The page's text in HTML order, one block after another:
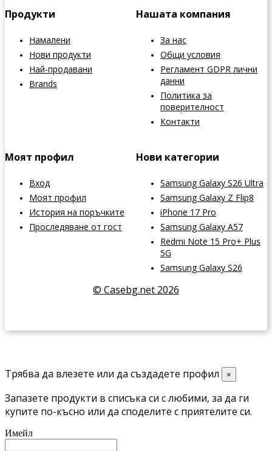
Продукти
Намалени
Нови продукти
Най-продавани
Brands
Нашата компания
За нас
Общи условия
Регламент GDPR лични
данни
Политика за
поверителност
Контакти
Моят профил
Вход
Моят профил
История на поръчките
Проследяване от гост
Нови категории
Samsung Galaxy S26 Ultra
Samsung Galaxy Z Flip8
iPhone 17 Pro
Samsung Galaxy A57
Redmi Note 15 Pro+ Plus
5G
Samsung Galaxy S26
© Casebg.net 2026
Трябва да влезете или да създадете профил ×
Запазете продукти в списъка си с любими, за да ги
купите по-късно или да споделите с приятелите си.
Имейл